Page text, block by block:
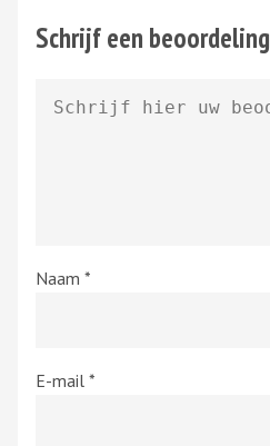
Schrijf een beoordeling
Naam *
E-mail *